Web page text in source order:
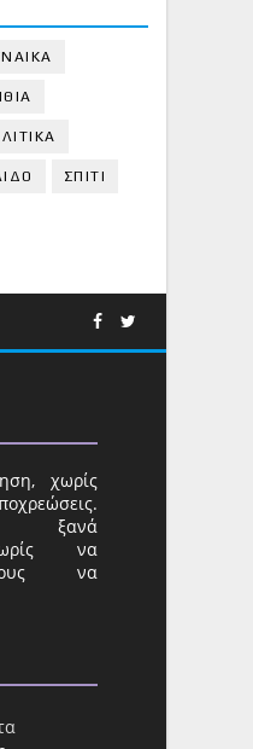
ΣΠΙΤΙ
χωρίς
ξανά
να
να